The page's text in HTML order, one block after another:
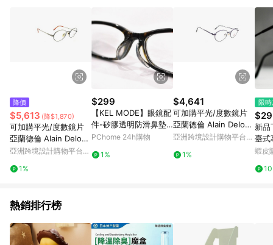
運費，攤位費等不具贈點資格。 9. LINE 購物站上之商品規格、
顏色、價位、贈品如與 Pinkoi 商品資訊頁及購物車不符，以
Pinkoi 購物商品資訊頁及購物車標示為準。 10. 點數紅包使用規
則請以點數紅包活動說明為準。 11. 若於 LINE 購物前往 Pinkoi
頁面後才首次下載 Pinkoi APP 並完成訂單，不符合導購資格；承
上，首次下載 Pinkoi APP 後，需透過 LINE 購物前往 Pinkoi 頁
降價
$5,613 (降$1,870)
可加購平光/度數鏡片
亞蘭德倫 Alain Delon
3162 80年代古董眼鏡
亞洲跨境設計購物平台
1%
$299
【KEL MODE】眼鏡配
件-矽膠透明防滑鼻墊
貼-2副(#M/L尺寸)
PChome 24h購物
1%
$4,641
可加購平光/度數鏡片
亞蘭德倫 Alain Delon
8067 C-25 古董眼鏡
亞洲跨境設計購物平台
1%
限
$29
新品
臺式
收納
蝦皮
熱銷排行榜